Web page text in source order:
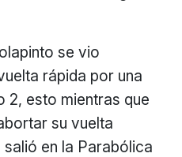
se vio
rápida por una
2, esto mientras que
su vuelta
en la Parabólica